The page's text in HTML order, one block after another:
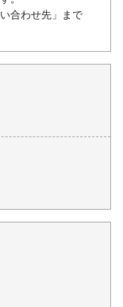
合わせ先」まで